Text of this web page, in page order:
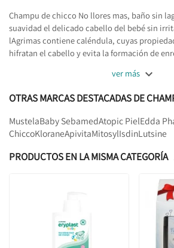
Champu de chicco No llores mas, baño sin
suavidad el delicado cabello del bebé sin
lAgrimas contiene caléndula, cuyas
hifratan el cabello y evita la formación de
ver más 
OTRAS MARCAS DESTACADAS DE
MustelaBaby SebamedAtopic PielEdda
ChiccoKloraneApivitaMitosylIsdinLutsine
PRODUCTOS EN LA MISMA CATEGORÍA